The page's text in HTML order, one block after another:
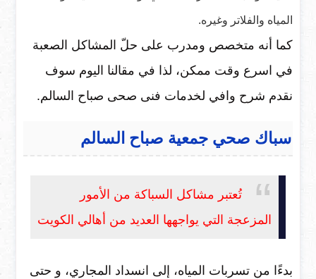
المياه والفلاتر وغيره.
كما أنه متخصص ومدرب على حلّ المشاكل الصعبة
في اسرع وقت ممكن، لذا في مقالنا اليوم سوف
نقدم شرح وافي لخدمات فنى صحى صباح السالم.
سباك صحي جمعية صباح السالم
تُعتبر مشاكل السباكة من الأمور
المزعجة التي يواجهها العديد من أهالي الكويت
بدءًا من تسربات المياه، إلى انسداد المجاري، و حتى